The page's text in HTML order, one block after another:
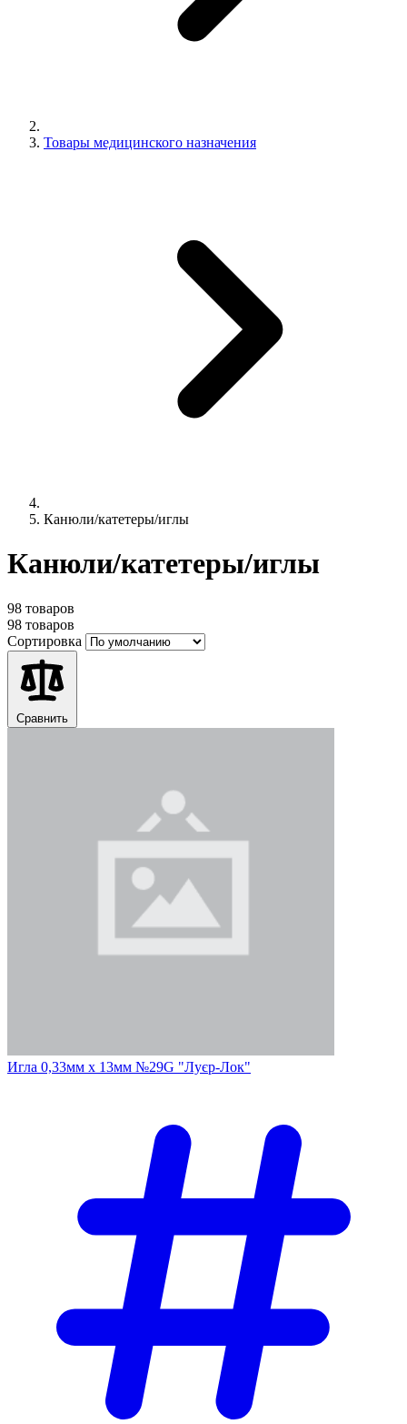
Товары медицинского назначения
Канюли/катетеры/иглы
Канюли/катетеры/иглы
98 товаров
98 товаров
Сортировка
Сравнить
Игла 0,33мм х 13мм №29G "Луєр-Лок"